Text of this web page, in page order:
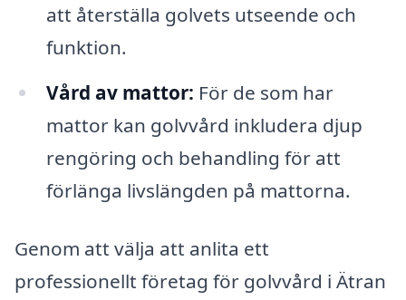
att återställa golvets utseende och
funktion.
Vård av mattor: För de som har
mattor kan golvvård inkludera djup
rengöring och behandling för att
förlänga livslängden på mattorna.
Genom att välja att anlita ett
professionellt företag för golvvård i Ätran